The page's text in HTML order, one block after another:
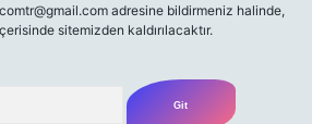
adresine bildirmeniz halinde,
sitemizden kaldırılacaktır.